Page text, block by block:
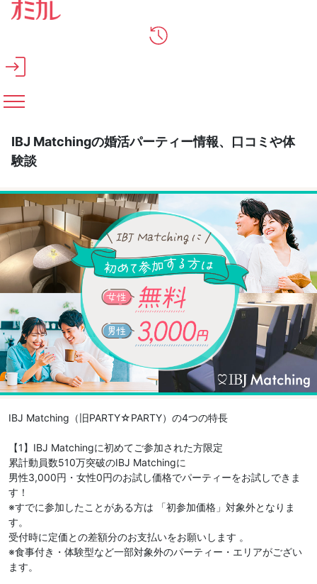
メインコンテンツへスキップ
IBJ Matchingの婚活パーティー情報、口コミや体
験談
IBJ Matching（旧PARTY☆PARTY）の4つの特長
【1】IBJ Matchingに初めてご参加された方限定
累計動員数510万突破のIBJ Matchingに
男性3,000円・女性0円のお試し価格でパーティーをお試しできま
す！
※すでに参加したことがある方は 「初参加価格」対象外となりま
す。
受付時に定価との差額分のお支払いをお願いします 。
※食事付き・体験型など一部対象外のパーティー・エリアがござい
ます。